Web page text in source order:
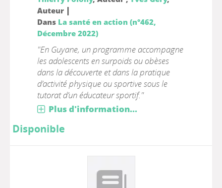
Auteur |
Dans La santé en action (n°462,
Décembre 2022)
"En Guyane, un programme accompagne
les adolescents en surpoids ou obèses
dans la découverte et dans la pratique
d’activité physique ou sportive sous le
tutorat d’un éducateur sportif."
Plus d'information...
Disponible